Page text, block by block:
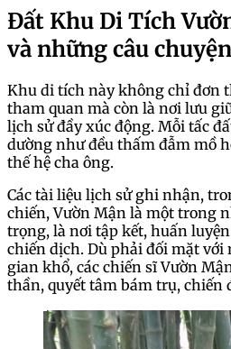
Đất Khu Di Tích
và những câu
Khu di tích này không chỉ đơn
tham quan mà còn là nơi lưu
lịch sử đầy xúc động. Mỗi tấc
dường như đều thấm đẫm mồ
thế hệ cha ông.
Các tài liệu lịch sử ghi nhận,
chiến, Vườn Mận là một trong
trọng, là nơi tập kết, huấn
chiến dịch. Dù phải đối mặt
gian khổ, các chiến sĩ Vườn
thần, quyết tâm bám trụ, chiến